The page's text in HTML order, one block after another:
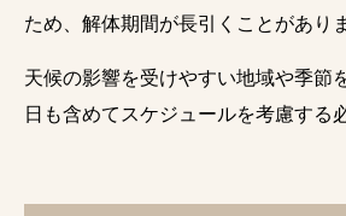
ため、解体期間が長引くことがあり
天候の影響を受けやすい地域や季節
日も含めてスケジュールを考慮する